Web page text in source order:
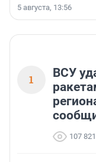
5 августа, 13:56
1
ВСУ
107 821